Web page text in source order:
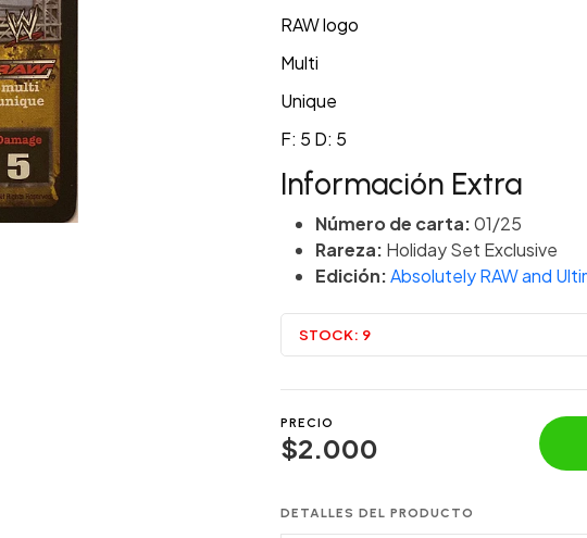
RAW logo
Multi
Unique
F: 5 D: 5
Información Extra
Número de carta:01/25
Rareza: Holiday Set Exclusive
Edición:Absolutely RAW and
STOCK: 9
PRECIO
$2.000
DETALLES DEL PRODUCTO